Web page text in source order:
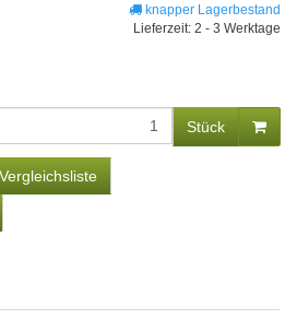
knapper Lagerbestand
Lieferzeit: 2 - 3 Werktage
Stück
Vergleichsliste